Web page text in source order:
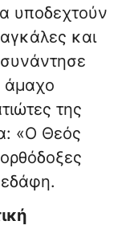
υποδεχτούν
και
άμαχο
της
«Ο Θεός